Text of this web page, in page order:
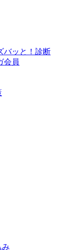
バッと！診断
会員
み